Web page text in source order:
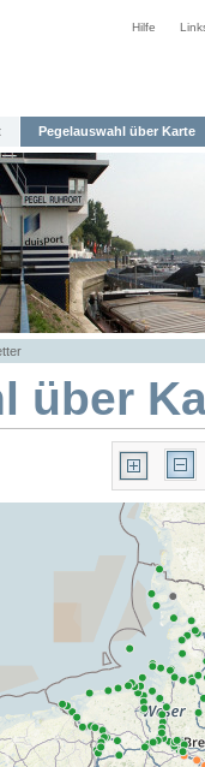
Hilfe
Pegelauswahl über Karte
über